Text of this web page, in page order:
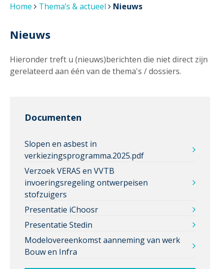
Home Thema’s & actueel Nieuws
Nieuws
Hieronder treft u (nieuws)berichten die niet direct zijn
gerelateerd aan één van de thema's / dossiers.
Documenten
Slopen en asbest in
verkiezingsprogramma.2025.pdf
Verzoek VERAS en VVTB
invoeringsregeling ontwerpeisen
stofzuigers
Presentatie iChoosr
Presentatie Stedin
Modelovereenkomst aanneming van werk
Bouw en Infra